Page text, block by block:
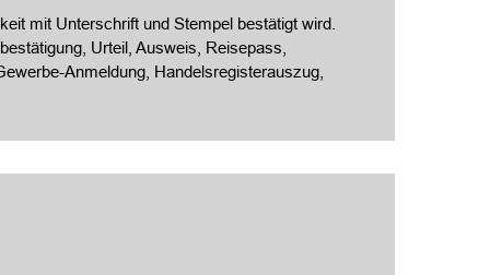
mit Unterschrift und Stempel bestätigt wird.
Urteil, Ausweis, Reisepass,
Anmeldung, Handelsregisterauszug,